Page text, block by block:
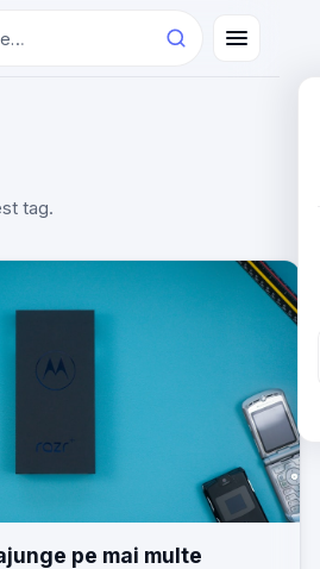
tag.
pe mai multe